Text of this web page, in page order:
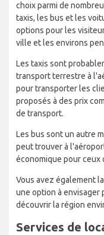
choix parmi de
taxis, les bus et les
options pour les
ville et les environs
Les taxis sont
transport terrestre à
pour transporter les
proposés à des prix
de transport.
Les bus sont un autre
peut trouver à
économique pour ceux
Vous avez également
une option à envisager
découvrir la région
Services de